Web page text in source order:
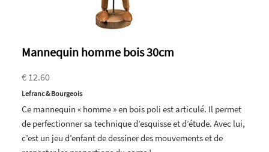
Mannequin homme bois 30cm
€ 12.60
Lefranc & Bourgeois
Ce mannequin « homme » en bois poli est articulé. Il permet
de perfectionner sa technique d’esquisse et d’étude. Avec lui,
c’est un jeu d’enfant de dessiner des mouvements et de